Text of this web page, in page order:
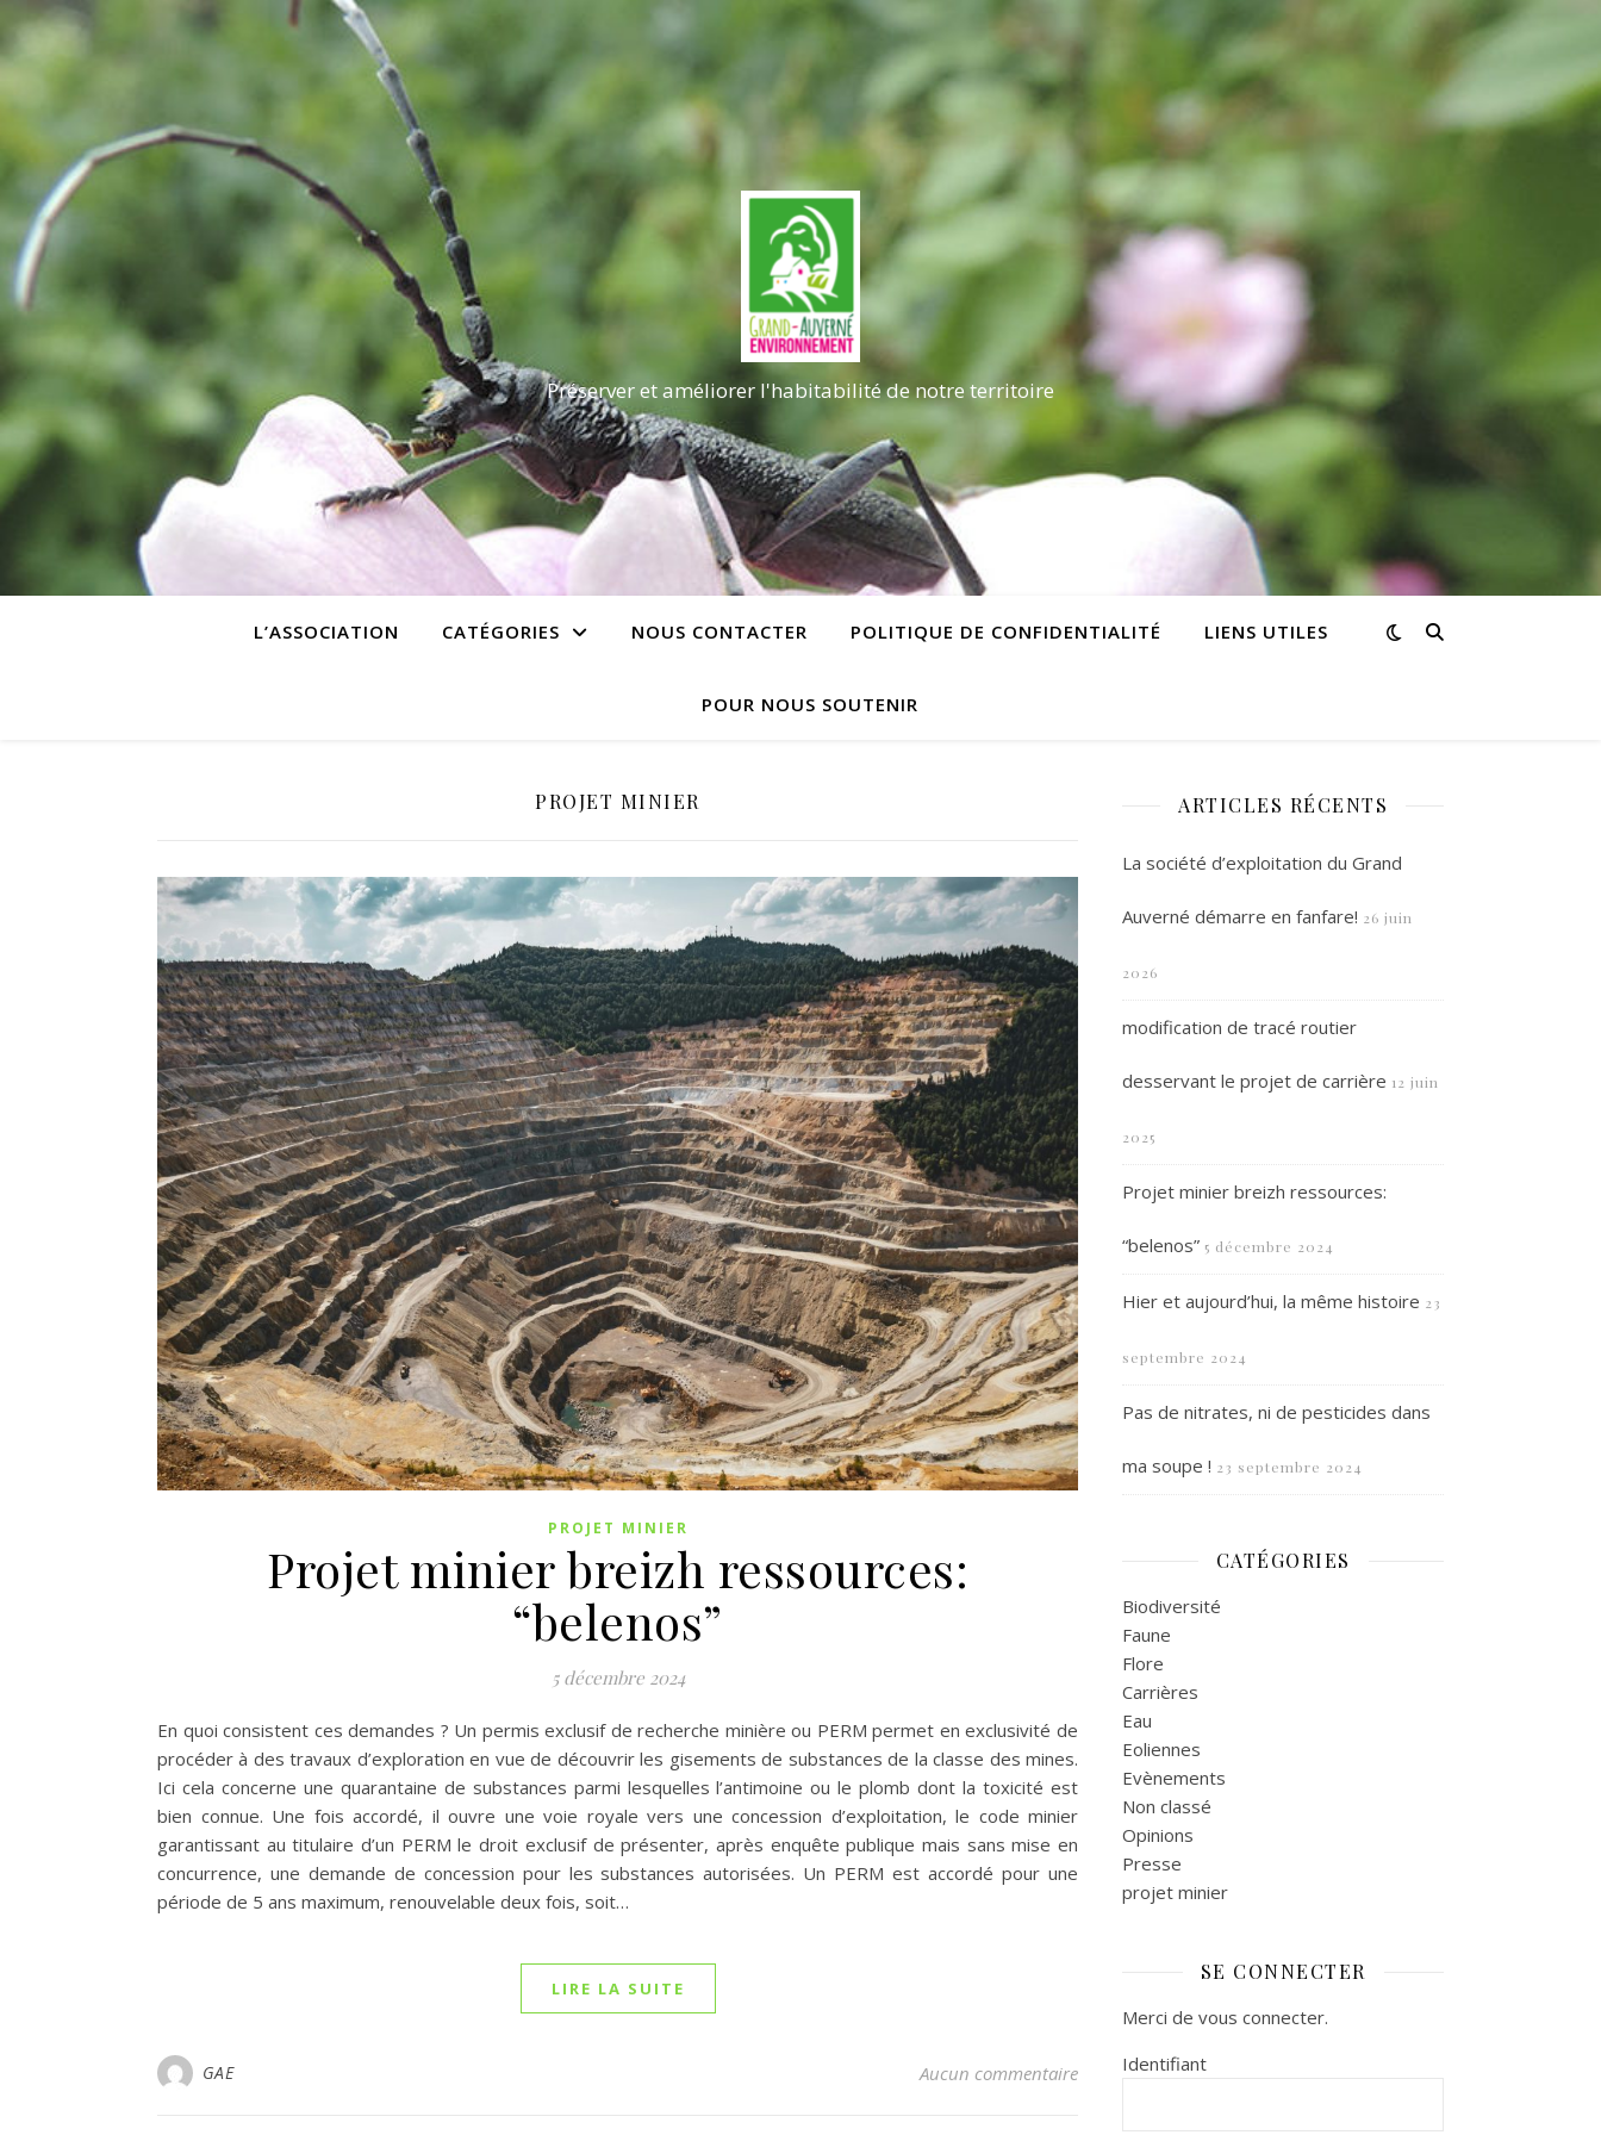
Préserver et améliorer l'habitabilité de notre territoire
L’ASSOCIATION CATÉGORIES NOUS CONTACTER POLITIQUE DE CONFIDENTIALITÉ LIENS UTILES
POUR NOUS SOUTENIR
PROJET MINIER
PROJET MINIER
Projet minier breizh ressources:
“belenos”
5 décembre 2024
En quoi consistent ces demandes ? Un permis exclusif de recherche minière ou PERM permet en exclusivité de
procéder à des travaux d’exploration en vue de découvrir les gisements de substances de la classe des mines.
Ici cela concerne une quarantaine de substances parmi lesquelles l’antimoine ou le plomb dont la toxicité est
bien connue. Une fois accordé, il ouvre une voie royale vers une concession d’exploitation, le code minier
garantissant au titulaire d’un PERM le droit exclusif de présenter, après enquête publique mais sans mise en
concurrence, une demande de concession pour les substances autorisées. Un PERM est accordé pour une
période de 5 ans maximum, renouvelable deux fois, soit…
LIRE LA SUITE
GAE Aucun commentaire
ARTICLES RÉCENTS
La société d’exploitation du Grand
Auverné démarre en fanfare! 26 juin
2026
modification de tracé routier
desservant le projet de carrière 12 juin
2025
Projet minier breizh ressources:
“belenos” 5 décembre 2024
Hier et aujourd’hui, la même histoire 23
septembre 2024
Pas de nitrates, ni de pesticides dans
ma soupe ! 23 septembre 2024
CATÉGORIES
Biodiversité
Faune
Flore
Carrières
Eau
Eoliennes
Evènements
Non classé
Opinions
Presse
projet minier
SE CONNECTER
Merci de vous connecter.
Identifiant